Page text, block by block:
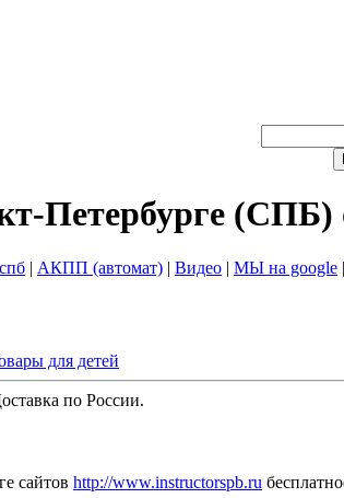
Петербурге
| АКПП (автомат) | Видео | МЫ на google |
для детей
по России.
сайтов http://www.instructorspb.ru